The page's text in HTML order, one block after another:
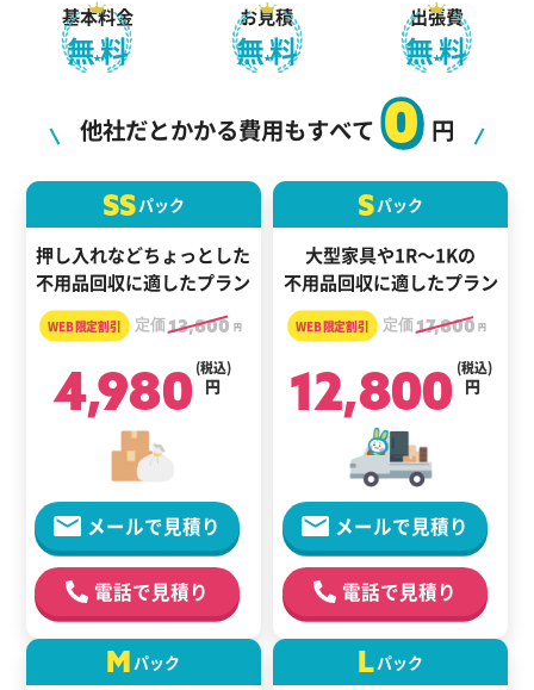
基本料金
無料
お見積
無料
出張費
無料
他社だとかかる費用もすべて
0
円
SSパック
押し入れなどちょっとした
不用品回収に適したプラン
定価13,800 円
4,980 円
(税込)
メールで見積り
電話で見積り
Sパック
大型家具や1R～1Kの
不用品回収に適したプラン
定価17,800 円
12,800 円
(税込)
メールで見積り
電話で見積り
M パック Lパック